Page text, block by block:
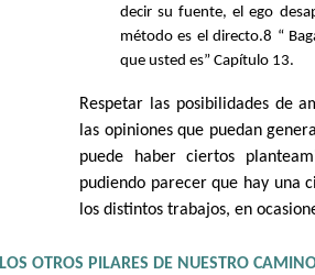
decir su fuente, el ego
método es el directo.8 “
que usted es” Capítulo 13.
Respetar las posibilidades de
las opiniones que puedan
puede haber ciertos
pudiendo parecer que hay una
los distintos trabajos, en
LOS OTROS PILARES DE NUESTRO